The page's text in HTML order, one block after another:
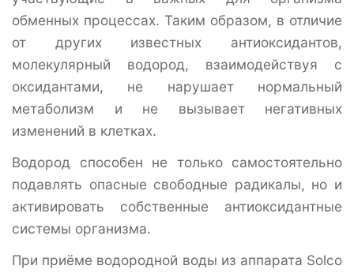
обменных процессах. Таким образом, в отличие
от других известных антиоксидантов,
молекулярный водород, взаимодействуя с
оксидантами, не нарушает нормальный
метаболизм и не вызывает негативных
изменений в клетках.
Водород способен не только самостоятельно
подавлять опасные свободные радикалы, но и
активировать собственные антиоксидантные
системы организма.
При приёме водородной воды из аппарата Solco